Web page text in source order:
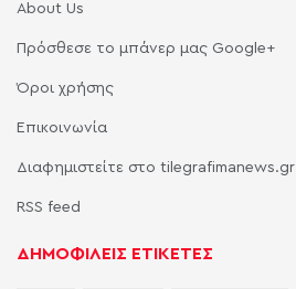
About Us
Πρόσθεσε το μπάνερ μας Google+
Όροι χρήσης
Επικοινωνία
Διαφημιστείτε στο tilegrafimanews.gr
RSS feed
ΔΗΜΟΦΙΛΕΙΣ ΕΤΙΚΕΤΕΣ